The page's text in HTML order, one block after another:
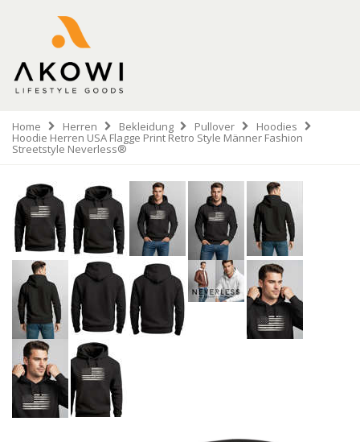
Home Herren Bekleidung Pullover Hoodies
Hoodie Herren USA Flagge Print Retro Style Männer Fashion
Streetstyle Neverless®